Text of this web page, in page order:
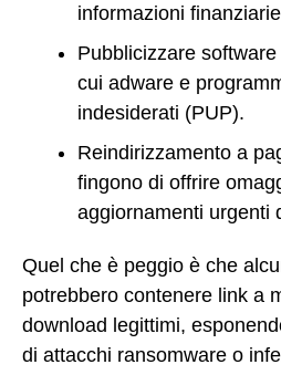
informazioni
Pubblicizzare
cui adware e
indesiderati (PUP).
Reindirizzamento a
fingono di offrire
aggiornamenti urgenti
Quel che è peggio è che
potrebbero contenere link a
download legittimi,
di attacchi ransomware o